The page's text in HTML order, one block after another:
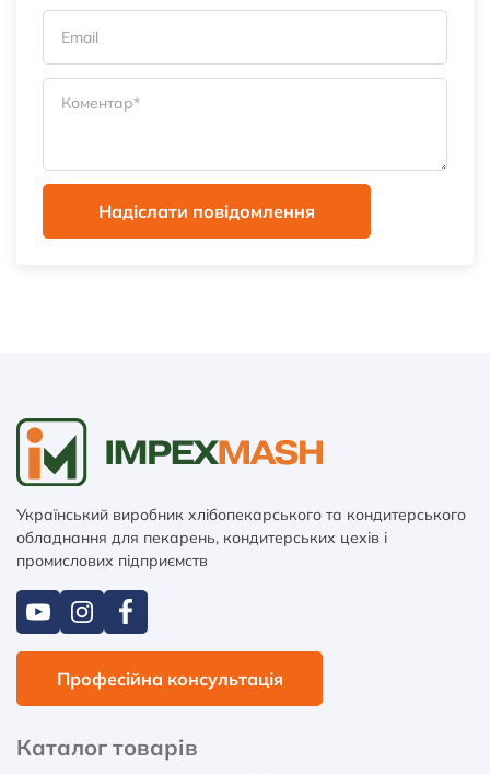
Надіслати повідомлення
Український виробник хлібопекарського та кондитерського
обладнання для пекарень, кондитерських цехів і
промислових підприємств
Професійна консультація
Каталог товарів